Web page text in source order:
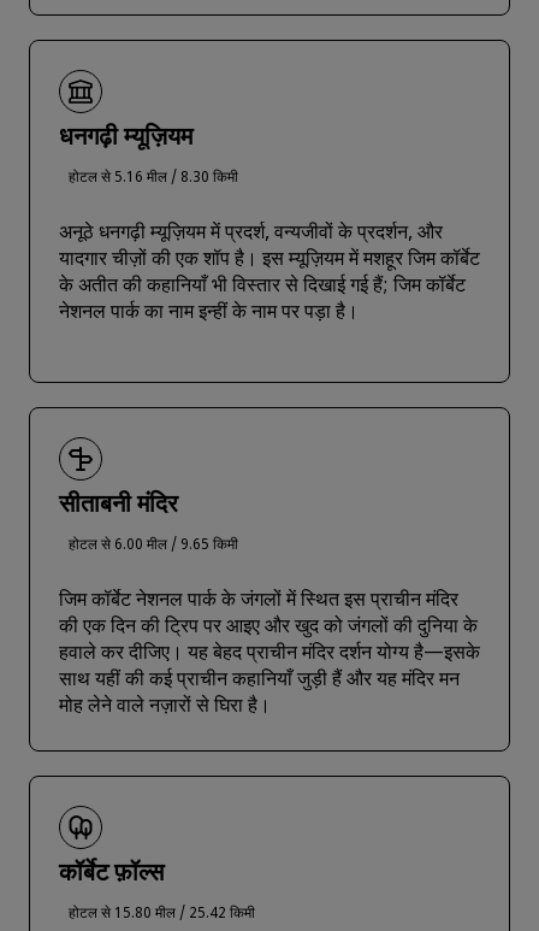
धनगढ़ी म्यूज़ियम
होटल से 5.16 मील / 8.30 किमी
अनूठे धनगढ़ी म्यूज़ियम में प्रदर्श, वन्यजीवों के प्रदर्शन, और
यादगार चीज़ों की एक शॉप है। इस म्यूज़ियम में मशहूर जिम कॉर्बेट
के अतीत की कहानियाँ भी विस्तार से दिखाई गई हैं; जिम कॉर्बेट
नेशनल पार्क का नाम इन्हीं के नाम पर पड़ा है।
सीताबनी मंदिर
होटल से 6.00 मील / 9.65 किमी
जिम कॉर्बेट नेशनल पार्क के जंगलों में स्थित इस प्राचीन मंदिर
की एक दिन की ट्रिप पर आइए और खुद को जंगलों की दुनिया के
हवाले कर दीजिए। यह बेहद प्राचीन मंदिर दर्शन योग्य है—इसके
साथ यहीं की कई प्राचीन कहानियाँ जुड़ी हैं और यह मंदिर मन
मोह लेने वाले नज़ारों से घिरा है।
कॉर्बेट फ़ॉल्स
होटल से 15.80 मील / 25.42 किमी